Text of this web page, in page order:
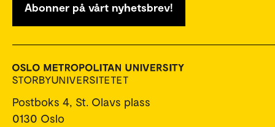
Abonner på vårt nyhetsbrev!
Postboks 4, St. Olavs plass
0130 Oslo